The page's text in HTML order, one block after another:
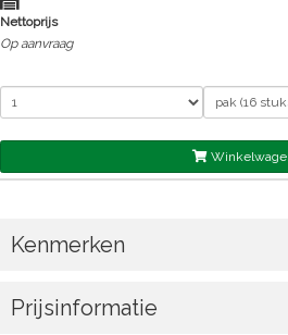
Nettoprijs
Op aanvraag
Kenmerken
Prijsinformatie